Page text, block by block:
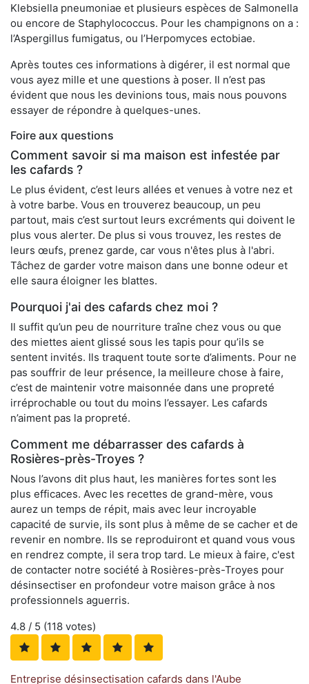
Klebsiella pneumoniae et plusieurs espèces de Salmonella
ou encore de Staphylococcus. Pour les champignons on a :
l’Aspergillus fumigatus, ou l’Herpomyces ectobiae.
Après toutes ces informations à digérer, il est normal que
vous ayez mille et une questions à poser. Il n’est pas
évident que nous les devinions tous, mais nous pouvons
essayer de répondre à quelques-unes.
Foire aux questions
Comment savoir si ma maison est infestée par
les cafards ?
Le plus évident, c’est leurs allées et venues à votre nez et
à votre barbe. Vous en trouverez beaucoup, un peu
partout, mais c’est surtout leurs excréments qui doivent le
plus vous alerter. De plus si vous trouvez, les restes de
leurs œufs, prenez garde, car vous n'êtes plus à l'abri.
Tâchez de garder votre maison dans une bonne odeur et
elle saura éloigner les blattes.
Pourquoi j'ai des cafards chez moi ?
Il suffit qu’un peu de nourriture traîne chez vous ou que
des miettes aient glissé sous les tapis pour qu’ils se
sentent invités. Ils traquent toute sorte d’aliments. Pour ne
pas souffrir de leur présence, la meilleure chose à faire,
c’est de maintenir votre maisonnée dans une propreté
irréprochable ou tout du moins l’essayer. Les cafards
n’aiment pas la propreté.
Comment me débarrasser des cafards à
Rosières-près-Troyes ?
Nous l’avons dit plus haut, les manières fortes sont les
plus efficaces. Avec les recettes de grand-mère, vous
aurez un temps de répit, mais avec leur incroyable
capacité de survie, ils sont plus à même de se cacher et de
revenir en nombre. Ils se reproduiront et quand vous vous
en rendrez compte, il sera trop tard. Le mieux à faire, c'est
de contacter notre société à Rosières-près-Troyes pour
désinsectiser en profondeur votre maison grâce à nos
professionnels aguerris.
4.8 / 5 (118 votes)
Entreprise désinsectisation cafards dans l'Aube